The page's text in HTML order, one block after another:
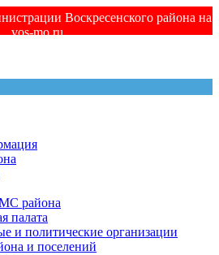
Воскресенского района на
vos-mo.ru
района
палата
и политические организации
и поселений